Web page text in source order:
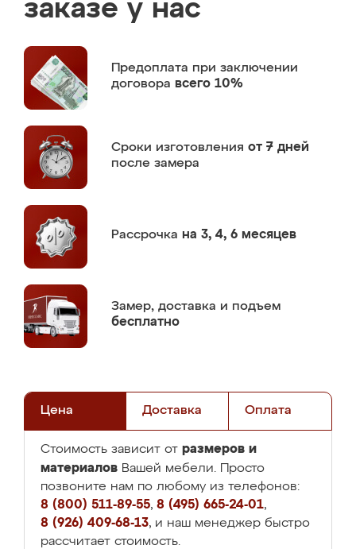
заказе у нас
Предоплата при заключении
договора всего 10%
Сроки изготовления от 7 дней
после замера
Рассрочка на 3, 4, 6 месяцев
Замер, доставка и подъем
бесплатно
Цена Доставка Оплата
Стоимость зависит от размеров и
материалов Вашей мебели. Просто
позвоните нам по любому из телефонов:
8 (800) 511-89-55, 8 (495) 665-24-01,
8 (926) 409-68-13, и наш менеджер быстро
рассчитает стоимость.